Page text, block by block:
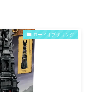
ロードオブザリング